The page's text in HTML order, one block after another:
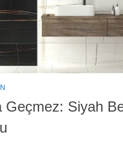
Geçmez: Siyah